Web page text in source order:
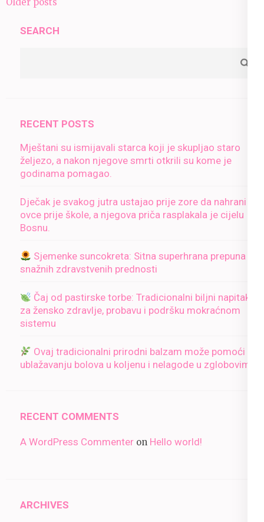
Older posts
SEARCH
RECENT POSTS
Mještani su ismijavali starca koji je skupljao staro
željezo, a nakon njegove smrti otkrili su kome je
godinama pomagao.
Dječak je svakog jutra ustajao prije zore da nahrani
ovce prije škole, a njegova priča rasplakala je cijelu
Bosnu.
Sjemenke suncokreta: Sitna superhrana prepuna
snažnih zdravstvenih prednosti
Čaj od pastirske torbe: Tradicionalni biljni napitak
za žensko zdravlje, probavu i podršku mokraćnom
sistemu
Ovaj tradicionalni prirodni balzam može pomoći u
ublažavanju bolova u koljenu i nelagode u zglobovima
RECENT COMMENTS
A WordPress Commenter on Hello world!
ARCHIVES